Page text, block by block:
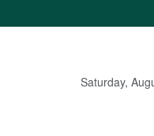
Saturday,